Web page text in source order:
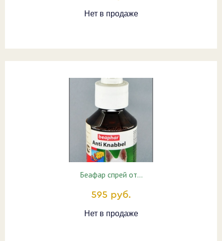
Нет в продаже
Беафар спрей от…
595 руб.
Нет в продаже